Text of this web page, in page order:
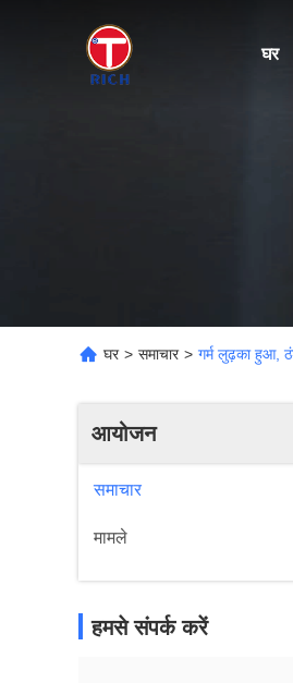
घर
घर > समाचार > गर्म लुढ़का हुआ,
आयोजन
समाचार
मामले
हमसे संपर्क करें